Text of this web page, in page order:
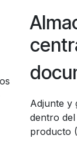
Adjunte y
dentro
producto